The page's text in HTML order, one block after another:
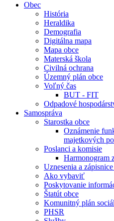
Obec
História
Heraldika
Demografia
Digitálna mapa
Mapa obce
Materská škola
Civilná ochrana
Územný plán obce
Voľný čas
BUT - FIT
Odpadové
Samospráva
Starostka obce
Oznámenie
majetkových
Poslanci a komisie
Harmonogram
Uznesenia a
Ako vybaviť
Poskytovanie
Štatút obce
Komunitný plán
PHSR